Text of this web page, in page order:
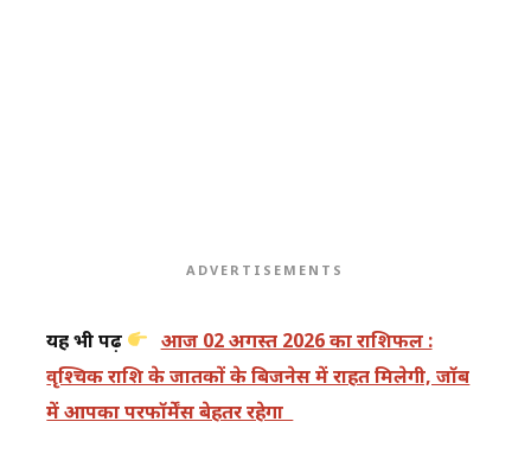
ADVERTISEMENTS
यह भी पढ़ें
आज 02 अगस्त 2026 का राशिफल :
वृश्चिक राशि के जातकों के बिजनेस में राहत मिलेगी, जॉब
में आपका परफॉर्मेंस बेहतर रहेगा